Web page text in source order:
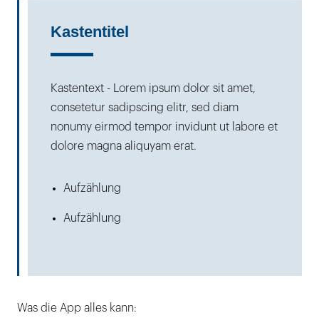
Kastentitel
Kastentext - Lorem ipsum dolor sit amet,
consetetur sadipscing elitr, sed diam
nonumy eirmod tempor invidunt ut labore et
dolore magna aliquyam erat.
Aufzählung
Aufzählung
Was die App alles kann: